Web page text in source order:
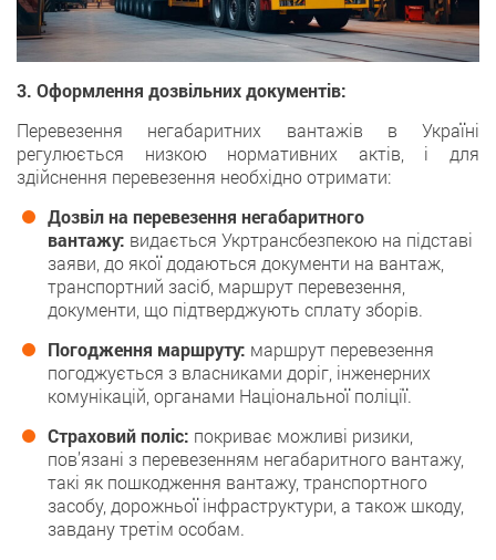
3. Оформлення дозвільних документів:
Перевезення негабаритних вантажів в Україні
регулюється низкою нормативних актів, і для
здійснення перевезення необхідно отримати:
Дозвіл на перевезення негабаритного
вантажу: видається Укртрансбезпекою на підставі
заяви, до якої додаються документи на вантаж,
транспортний засіб, маршрут перевезення,
документи, що підтверджують сплату зборів.
Погодження маршруту: маршрут перевезення
погоджується з власниками доріг, інженерних
комунікацій, органами Національної поліції.
Страховий поліс: покриває можливі ризики,
пов’язані з перевезенням негабаритного вантажу,
такі як пошкодження вантажу, транспортного
засобу, дорожньої інфраструктури, а також шкоду,
завдану третім особам.